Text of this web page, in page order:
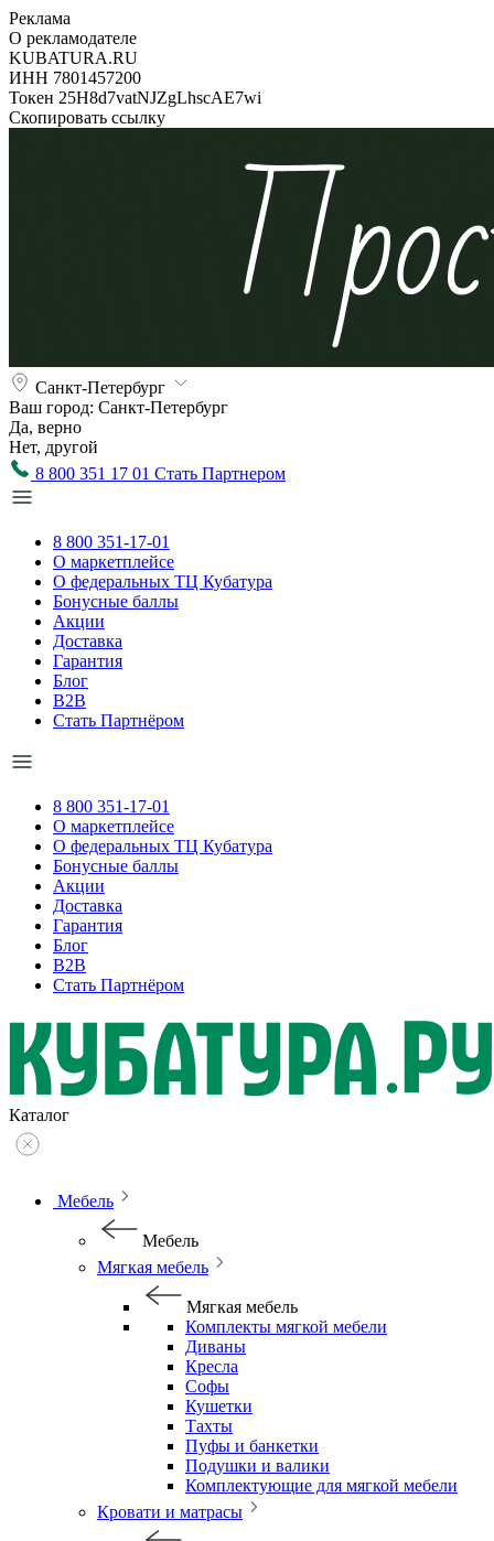
Реклама
О рекламодателе
KUBATURA.RU
ИНН 7801457200
Токен 25H8d7vatNJZgLhscAE7wi
Скопировать ссылку
Санкт-Петербург
Ваш город: Санкт-Петербург
Да, верно
Нет, другой
8 800 351 17 01 Стать Партнером
8 800 351-17-01
О маркетплейсе
О федеральных ТЦ Кубатура
Бонусные баллы
Акции
Доставка
Гарантия
Блог
B2B
Стать Партнёром
8 800 351-17-01
О маркетплейсе
О федеральных ТЦ Кубатура
Бонусные баллы
Акции
Доставка
Гарантия
Блог
B2B
Стать Партнёром
Каталог
Мебель
Мебель
Мягкая мебель
Мягкая мебель
Комплекты мягкой мебели
Диваны
Кресла
Софы
Кушетки
Тахты
Пуфы и банкетки
Подушки и валики
Комплектующие для мягкой мебели
Кровати и матрасы